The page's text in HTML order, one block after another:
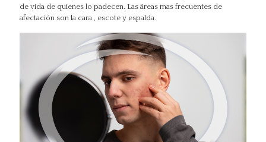
de vida de quienes lo padecen. Las áreas mas frecuentes de
afectación son la cara , escote y espalda.